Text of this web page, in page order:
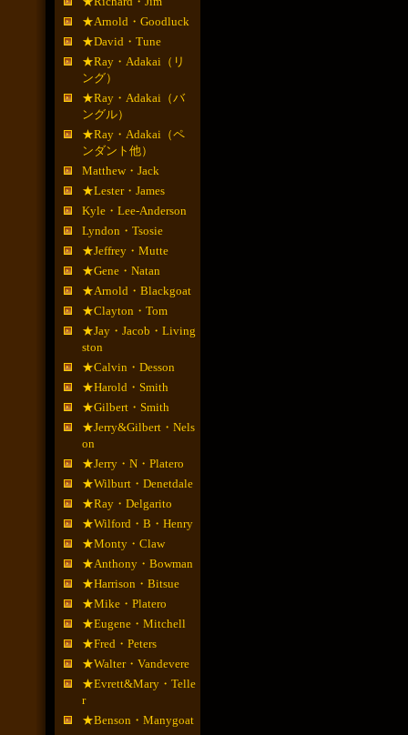
★Arnold・Goodluck
★David・Tune
★Ray・Adakai（リ
ング）
★Ray・Adakai（バ
ングル）
★Ray・Adakai（ペ
ンダント他）
Matthew・Jack
★Lester・James
Kyle・Lee-Anderson
Lyndon・Tsosie
★Jeffrey・Mutte
★Gene・Natan
★Arnold・Blackgoat
★Clayton・Tom
★Jay・Jacob・Living
ston
★Calvin・Desson
★Harold・Smith
★Gilbert・Smith
★Jerry&Gilbert・Nels
on
★Jerry・N・Platero
★Wilburt・Denetdale
★Ray・Delgarito
★Wilford・B・Henry
★Monty・Claw
★Anthony・Bowman
★Harrison・Bitsue
★Mike・Platero
★Eugene・Mitchell
★Fred・Peters
★Walter・Vandevere
★Evrett&Mary・Telle
r
★Benson・Manygoat